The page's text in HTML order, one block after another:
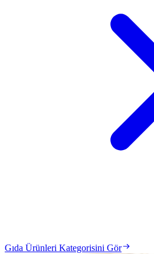
Gıda Ürünleri Kategorisini Gör